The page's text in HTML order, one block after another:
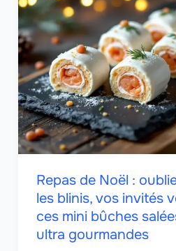
Repas de Noël :
les blinis, vos invités
ces mini bûches
ultra gourmandes